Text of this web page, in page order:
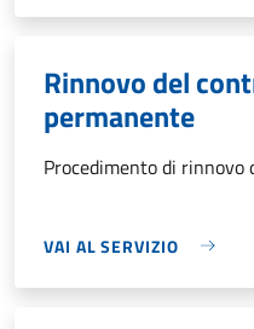
Rinnovo del
permanente
Procedimento di rinnovo
VAI AL SERVIZIO